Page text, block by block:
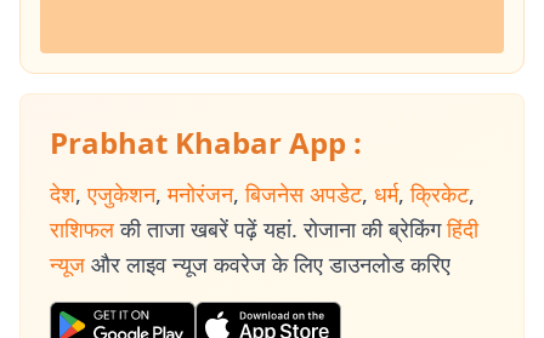
Prabhat Khabar App :
देश, एजुकेशन, मनोरंजन, बिजनेस अपडेट, धर्म, क्रिकेट,
राशिफल की ताजा खबरें पढ़ें यहां. रोजाना की ब्रेकिंग हिंदी
न्यूज और लाइव न्यूज कवरेज के लिए डाउनलोड करिए